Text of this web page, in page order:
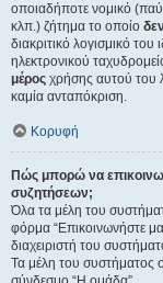
οποιαδήποτε νομικό
κλπ.) ζήτημα το οποίο
διακριτικό λογισμικό
ηλεκτρονικού
μέρος χρήσης αυτού του
καμία ανταπόκριση.
Κορυφή
Πώς μπορώ να
συζητήσεων;
Όλα τα μέλη του
φόρμα “Επικοινωνήστε
διαχειριστή του
Τα μέλη του συστήματος